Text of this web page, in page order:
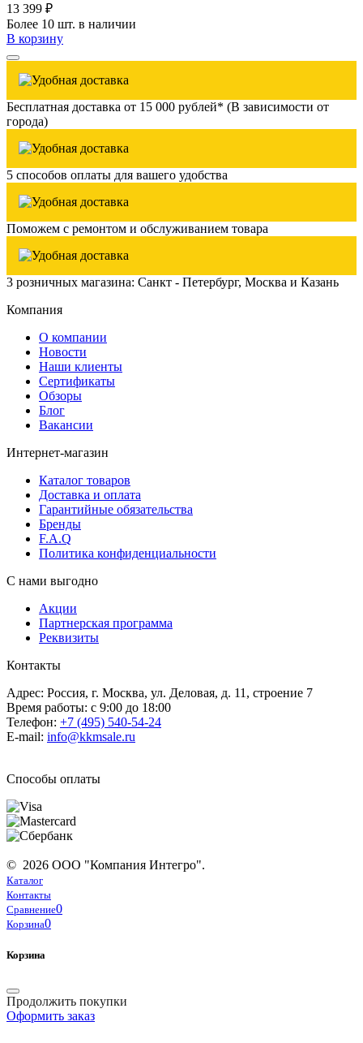
13 399 ₽
Более 10 шт. в наличии
В корзину
Бесплатная доставка от 15 000 рублей* (В зависимости от
города)
5 способов оплаты для вашего удобства
Поможем с ремонтом и обслуживанием товара
3 розничных магазина: Санкт - Петербург, Москва и Казань
Компания
О компании
Новости
Наши клиенты
Сертификаты
Обзоры
Блог
Вакансии
Интернет-магазин
Каталог товаров
Доставка и оплата
Гарантийные обязательства
Бренды
F.A.Q
Политика конфиденциальности
С нами выгодно
Акции
Партнерская программа
Реквизиты
Контакты
Адрес: Россия, г. Москва, ул. Деловая, д. 11, строение 7
Время работы: с 9:00 до 18:00
Телефон: +7 (495) 540-54-24
E-mail: info@kkmsale.ru
Способы оплаты
© 2026 ООО "Компания Интегро".
Каталог
Контакты
Сравнение0
Корзина0
Корзина
Продолжить покупки
Оформить заказ